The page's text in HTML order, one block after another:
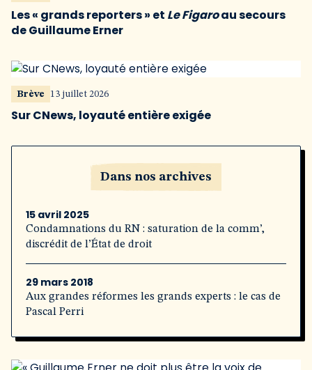
Les « grands reporters » et Le Figaroau secours
de Guillaume Erner
Brève 13 juillet 2026
Sur CNews, loyauté entière exigée
Dans nos archives
15 avril 2025
Condamnations du RN : saturation de la comm’,
discrédit de l’État de droit
29 mars 2018
Aux grandes réformes les grands experts : le cas de
Pascal Perri